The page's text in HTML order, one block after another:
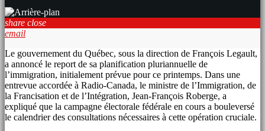
share close
email
Le gouvernement du Québec, sous la direction de François Legault,
a annoncé le report de sa planification pluriannuelle de
l’immigration, initialement prévue pour ce printemps. Dans une
entrevue accordée à Radio-Canada, le ministre de l’Immigration, de
la Francisation et de l’Intégration, Jean-François Roberge, a
expliqué que la campagne électorale fédérale en cours a bouleversé
le calendrier des consultations nécessaires à cette opération cruciale.